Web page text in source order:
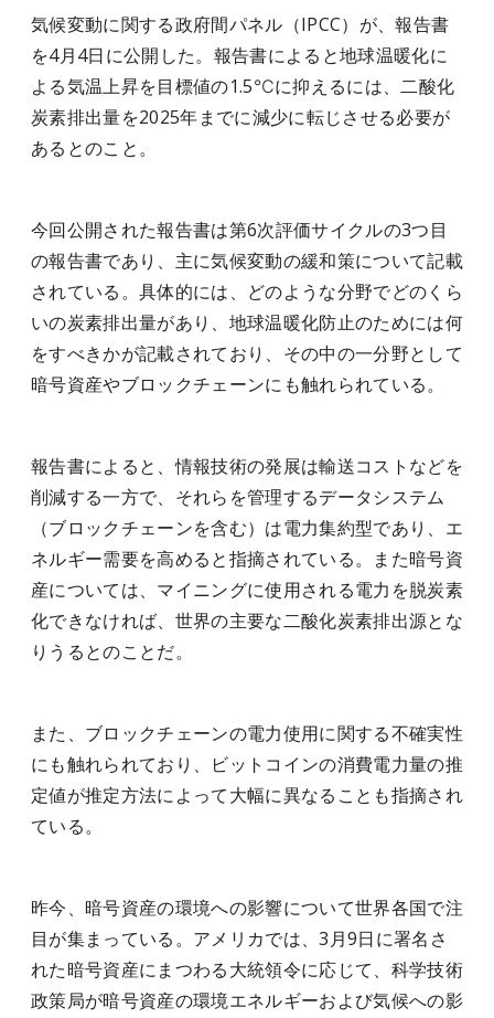
気候変動に関する政府間パネル（IPCC）が、報告書
を4月4日に公開した。報告書によると地球温暖化に
よる気温上昇を目標値の1.5℃に抑えるには、二酸化
炭素排出量を2025年までに減少に転じさせる必要が
あるとのこと。
今回公開された報告書は第6次評価サイクルの3つ目
の報告書であり、主に気候変動の緩和策について記載
されている。具体的には、どのような分野でどのくら
いの炭素排出量があり、地球温暖化防止のためには何
をすべきかが記載されており、その中の一分野として
暗号資産やブロックチェーンにも触れられている。
報告書によると、情報技術の発展は輸送コストなどを
削減する一方で、それらを管理するデータシステム
（ブロックチェーンを含む）は電力集約型であり、エ
ネルギー需要を高めると指摘されている。また暗号資
産については、マイニングに使用される電力を脱炭素
化できなければ、世界の主要な二酸化炭素排出源とな
りうるとのことだ。
また、ブロックチェーンの電力使用に関する不確実性
にも触れられており、ビットコインの消費電力量の推
定値が推定方法によって大幅に異なることも指摘され
ている。
昨今、暗号資産の環境への影響について世界各国で注
目が集まっている。アメリカでは、3月9日に署名さ
れた暗号資産にまつわる大統領令に応じて、科学技術
政策局が暗号資産の環境エネルギーおよび気候への影